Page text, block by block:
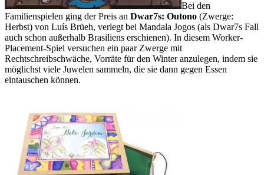
Bei den
Familienspielen ging der Preis an Dwar7s: Outono (Zwerge:
Herbst) von Luís Brüeh, verlegt bei Mandala Jogos (als Dwar7s Fall
auch schon außerhalb Brasiliens erschienen). In diesem Worker-
Placement-Spiel versuchen ein paar Zwerge mit
Rechtschreibschwäche, Vorräte für den Winter anzulegen, indem sie
möglichst viele Juwelen sammeln, die sie dann gegen Essen
eintauschen können.